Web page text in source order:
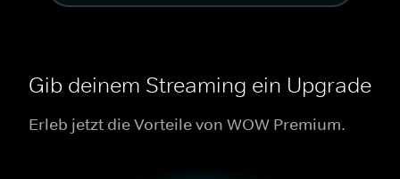
Gib deinem Streaming ein Upgrade
Erleb jetzt die Vorteile von WOW Premium.